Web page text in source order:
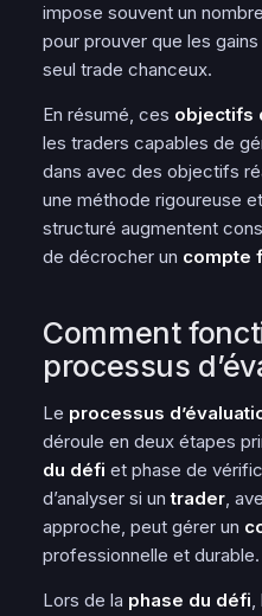
impose souvent un
pour prouver que les
seul trade chanceux.
En résumé, ces objectifs
les traders capables de
dans avec des objectifs
une méthode rigoureuse
structuré augmentent
de décrocher un compte
Comment
processus
Le processus
déroule en deux étapes
du défi et phase de
d’analyser si untrader,
approche, peut gérer un
professionnelle et durable.
Lors de la phase du défi,